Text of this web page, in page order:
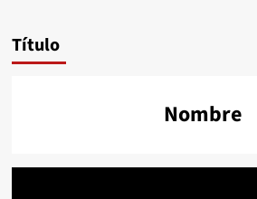
Título
Nombre